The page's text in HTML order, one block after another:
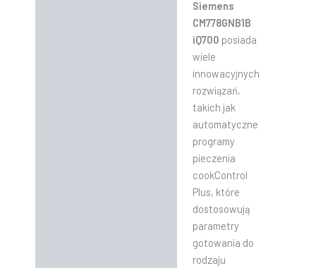
Siemens
CM778GNB1B
iQ700 posiada
wiele
innowacyjnych
rozwiązań,
takich jak
automatyczne
programy
pieczenia
cookControl
Plus, które
dostosowują
parametry
gotowania do
rodzaju